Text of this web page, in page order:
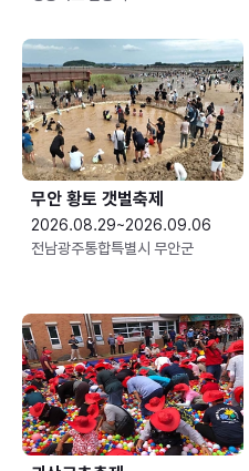
무안 황토 갯벌축제
2026.08.29~2026.09.06
전남광주통합특별시 무안군